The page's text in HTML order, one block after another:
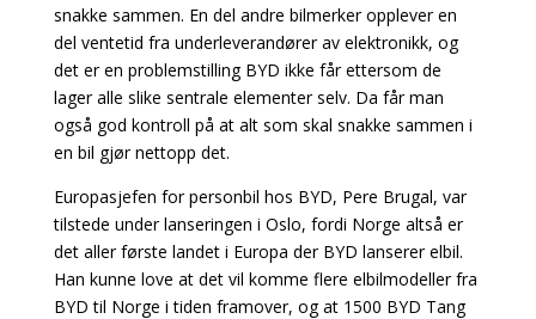
snakke sammen. En del andre bilmerker opplever en
del ventetid fra underleverandører av elektronikk, og
det er en problemstilling BYD ikke får ettersom de
lager alle slike sentrale elementer selv. Da får man
også god kontroll på at alt som skal snakke sammen i
en bil gjør nettopp det.
Europasjefen for personbil hos BYD, Pere Brugal, var
tilstede under lanseringen i Oslo, fordi Norge altså er
det aller første landet i Europa der BYD lanserer elbil.
Han kunne love at det vil komme flere elbilmodeller fra
BYD til Norge i tiden framover, og at 1500 BYD Tang